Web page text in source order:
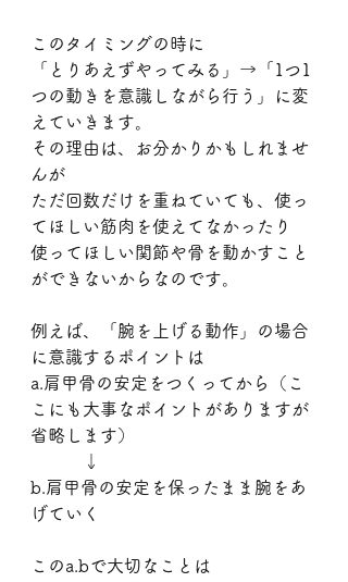
このタイミングの時に
「とりあえずやってみる」→「1つ1
つの動きを意識しながら行う」に変
えていきます。
その理由は、お分かりかもしれませ
んが
ただ回数だけを重ねていても、使っ
てほしい筋肉を使えてなかったり
使ってほしい関節や骨を動かすこと
ができないからなのです。
例えば、「腕を上げる動作」の場合
に意識するポイントは
a.肩甲骨の安定をつくってから（こ
こにも大事なポイントがありますが
省略します）
↓
b.肩甲骨の安定を保ったまま腕をあ
げていく
このa.bで大切なことは